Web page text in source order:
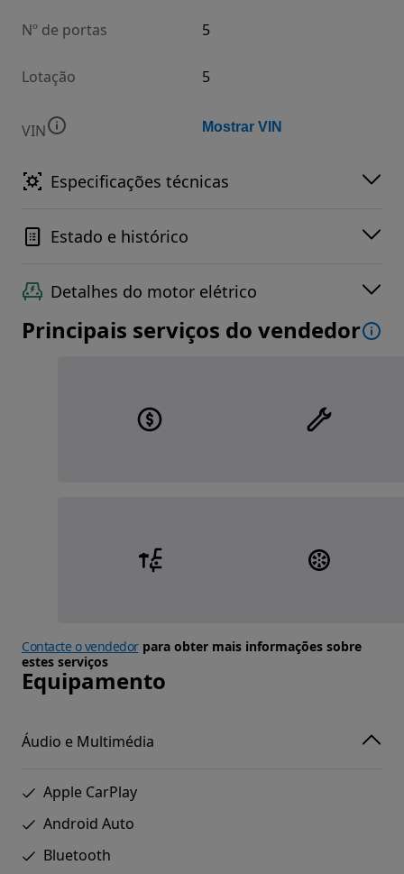
Nº de portas 5
Lotação 5
VIN Mostrar VIN
Especificações técnicas
Estado e histórico
Detalhes do motor elétrico
Principais serviços do vendedor
Contacte o vendedorpara obter mais informações sobre
estes serviços
Equipamento
Áudio e Multimédia
Apple CarPlay
Android Auto
Bluetooth